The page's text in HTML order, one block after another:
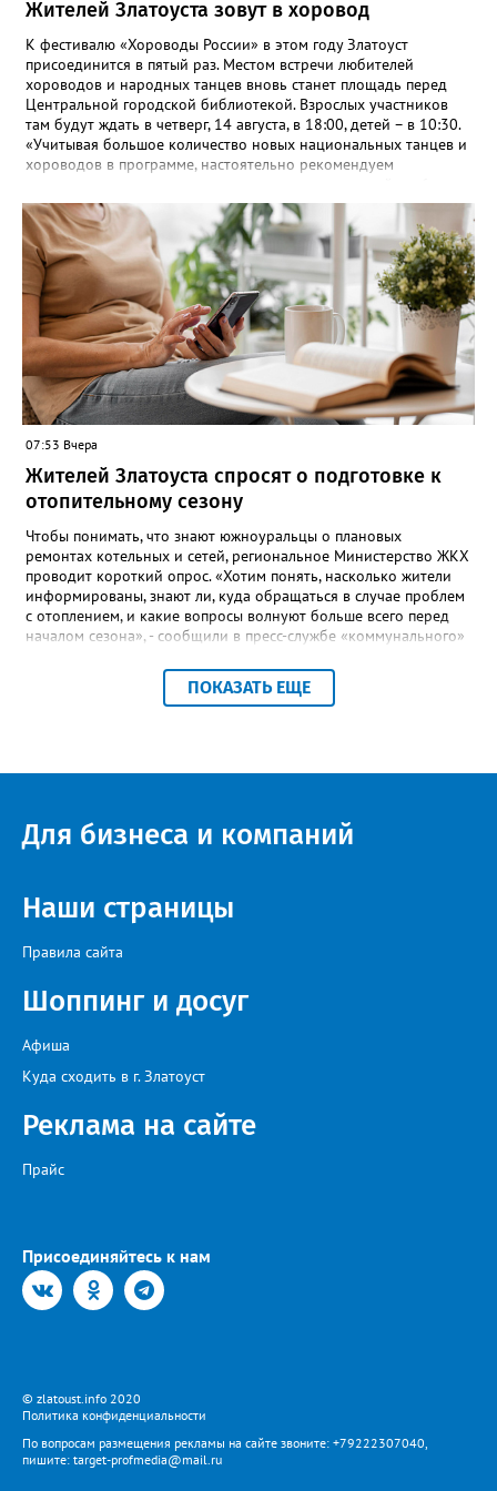
Жителей Златоуста зовут в хоровод
К фестивалю «Хороводы России» в этом году Златоуст
присоединится в пятый раз. Местом встречи любителей
хороводов и народных танцев вновь станет площадь перед
Центральной городской библиотекой. Взрослых участников
там будут ждать в четверг, 14 августа, в 18:00, детей – в 10:30.
«Учитывая большое количество новых национальных танцев и
хороводов в программе, настоятельно рекомендуем
(четверг) и 11 (вторник) августа в 18:00 на той же площади, -
сообщают организаторы. И добавляют: - Репетиции состоятся в
любую погоду! Если не на открытом воздухе, то в большом
зале на 5-ом этаже». Праздники для детей и взрослых в этом
году будут объединены общим названием «Златоустовский
народ, вставай в единый хоровод!».
07:53 Вчера
Жителей Златоуста спросят о подготовке к
отопительному сезону
Чтобы понимать, что знают южноуральцы о плановых
ремонтах котельных и сетей, региональное Министерство ЖКХ
проводит короткий опрос. «Хотим понять, насколько жители
информированы, знают ли, куда обращаться в случае проблем
с отоплением, и какие вопросы волнуют больше всего перед
началом сезона», - сообщили в пресс-службе «коммунального»
6 вопросов. Южноуральцам, например, предлагают поделиться
опасениями, мучающими их накануне зимы. Среди вариантов:
компании – в диапазоне от «Безусловно хорошо» до
действительно важны для людей», - утверждают в
министерстве.
ПОКАЗАТЬ ЕЩЕ
Для бизнеса и компаний
Наши страницы
Правила сайта
Шоппинг и досуг
Афиша
Куда сходить в г. Златоуст
Реклама на сайте
Прайс
Присоединяйтесь к нам
© zlatoust.info 2020
Политика конфиденциальности
По вопросам размещения рекламы на сайте звоните: +79222307040,
пишите: target-profmedia@mail.ru